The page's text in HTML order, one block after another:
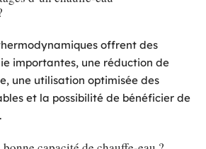
offrent des
importantes, une réduction de
une utilisation optimisée des
et la possibilité de bénéficier de